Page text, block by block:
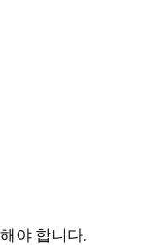
야 합니다.